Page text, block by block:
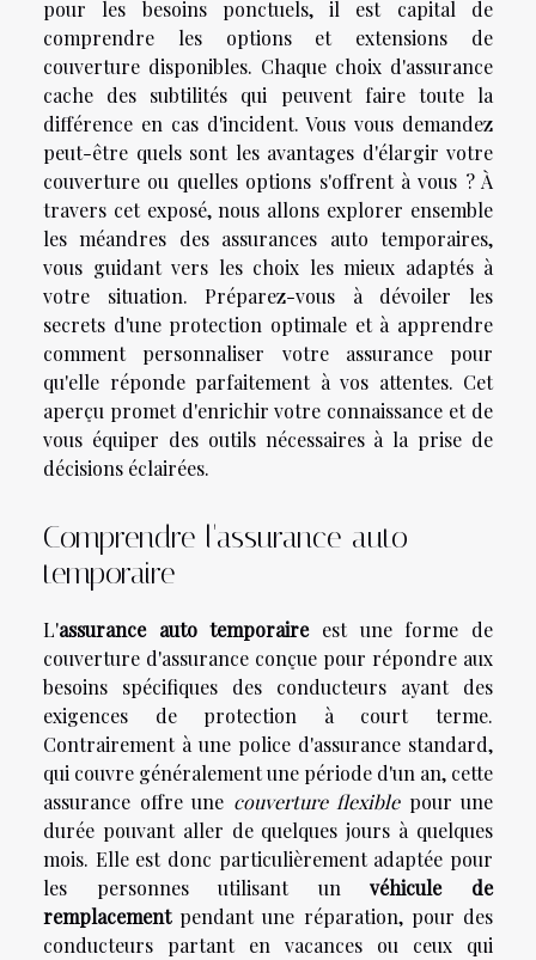
pour les besoins ponctuels, il est capital de
comprendre les options et extensions de
couverture disponibles. Chaque choix d'assurance
cache des subtilités qui peuvent faire toute la
différence en cas d'incident. Vous vous demandez
peut-être quels sont les avantages d'élargir votre
couverture ou quelles options s'offrent à vous ? À
travers cet exposé, nous allons explorer ensemble
les méandres des assurances auto temporaires,
vous guidant vers les choix les mieux adaptés à
votre situation. Préparez-vous à dévoiler les
secrets d'une protection optimale et à apprendre
comment personnaliser votre assurance pour
qu'elle réponde parfaitement à vos attentes. Cet
aperçu promet d'enrichir votre connaissance et de
vous équiper des outils nécessaires à la prise de
décisions éclairées.
Comprendre l'assurance auto
temporaire
L'assurance auto temporaireest une forme de
couverture d'assurance conçue pour répondre aux
besoins spécifiques des conducteurs ayant des
exigences de protection à court terme.
Contrairement à une police d'assurance standard,
qui couvre généralement une période d'un an, cette
assurance offre une couverture flexiblepour une
durée pouvant aller de quelques jours à quelques
mois. Elle est donc particulièrement adaptée pour
les personnes utilisant unvéhicule de
remplacementpendant une réparation, pour des
conducteurs partant en vacances ou ceux qui